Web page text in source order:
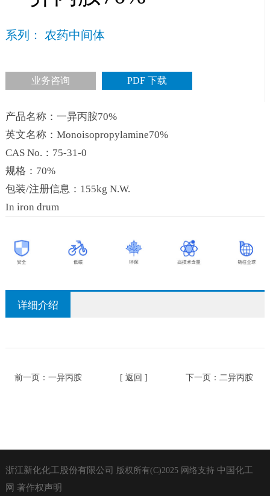
系列： 农药中间体
业务咨询 PDF 下载
产品名称：一异丙胺70%
英文名称：Monoisopropylamine70%
CAS No.：75-31-0
规格：70%
包装/注册信息：155kg N.W.
In iron drum
详细介绍
前一页： 一异丙胺 [ 返回 ] 下一页： 二异丙胺
浙江新化化工股份有限公司 版权所有(C)2025网络支持 中国化工
网 著作权声明